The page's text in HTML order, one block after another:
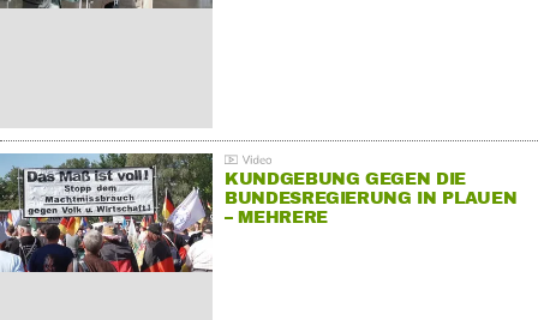
KUNDGEBUNG GEGEN DIE
BUNDESREGIERUNG IN PLAUEN
– MEHRERE